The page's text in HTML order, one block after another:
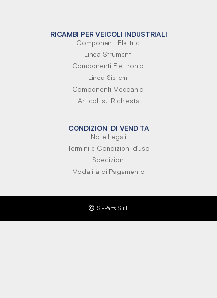
RICAMBI PER VEICOLI INDUSTRIALI
Componenti Elettrici
Linea Strumenti
Componenti Elettronici
Linea Sistemi
Componenti Meccanici
Articoli su Richiesta
CONDIZIONI DI VENDITA
Note Legali
Termini e Condizioni d'uso
Spedizioni
Modalità di Pagamento
Si-Parts S.r.l.